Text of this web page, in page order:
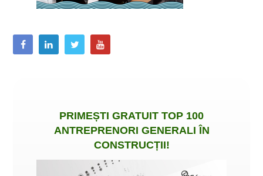
PRIMEȘTI GRATUIT TOP 100
ANTREPRENORI GENERALI ÎN
CONSTRUCȚII!